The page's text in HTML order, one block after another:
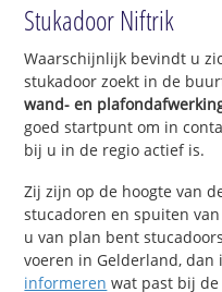
Stukadoor Niftrik
Waarschijnlijk bevindt u
stukadoor zoekt in de
wand- en
goed startpunt om in
bij u in de regio actief is.
Zij zijn op de hoogte van
stucadoren en spuiten
u van plan bent
voeren in Gelderland,
informeren wat past bij